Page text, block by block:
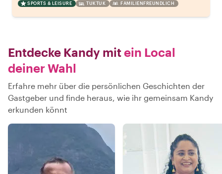
SPORTS & LEISURE TUKTUK FAMILIENFREUNDLICH
Entdecke Kandy mitein Local
deiner Wahl
Erfahre mehr über die persönlichen Geschichten der
Gastgeber und finde heraus, wie ihr gemeinsam Kandy
erkunden könnt